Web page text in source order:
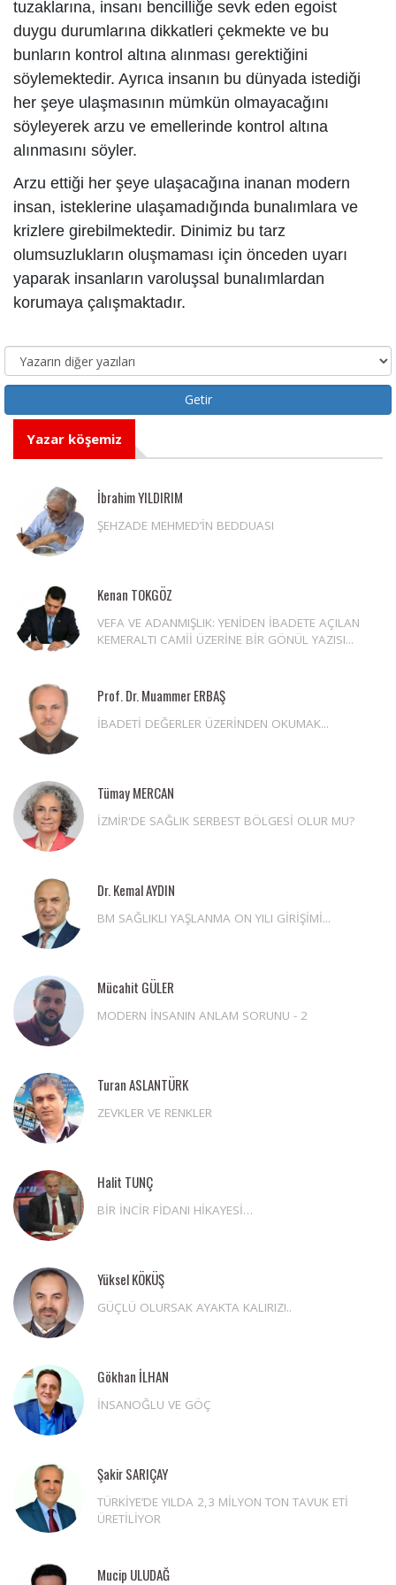
tuzaklarına, insanı bencilliğe sevk eden egoist
duygu durumlarına dikkatleri çekmekte ve bu
bunların kontrol altına alınması gerektiğini
söylemektedir. Ayrıca insanın bu dünyada istediği
her şeye ulaşmasının mümkün olmayacağını
söyleyerek arzu ve emellerinde kontrol altına
alınmasını söyler.
Arzu ettiği her şeye ulaşacağına inanan modern
insan, isteklerine ulaşamadığında bunalımlara ve
krizlere girebilmektedir. Dinimiz bu tarz
olumsuzlukların oluşmaması için önceden uyarı
yaparak insanların varoluşsal bunalımlardan
korumaya çalışmaktadır.
Yazar köşemiz
İbrahim YILDIRIM
ŞEHZADE MEHMED’İN BEDDUASI
Kenan TOKGÖZ
VEFA VE ADANMIŞLIK: YENİDEN İBADETE AÇILAN
KEMERALTI CAMİİ ÜZERİNE BİR GÖNÜL YAZISI...
Prof. Dr. Muammer ERBAŞ
İBADETİ DEĞERLER ÜZERİNDEN OKUMAK...
Tümay MERCAN
İZMİR'DE SAĞLIK SERBEST BÖLGESİ OLUR MU?
Dr. Kemal AYDIN
BM SAĞLIKLI YAŞLANMA ON YILI GİRİŞİMİ...
Mücahit GÜLER
MODERN İNSANIN ANLAM SORUNU - 2
Turan ASLANTÜRK
ZEVKLER VE RENKLER
Halit TUNÇ
BİR İNCİR FİDANI HİKAYESİ…
Yüksel KÖKÜŞ
GÜÇLÜ OLURSAK AYAKTA KALIRIZ!..
Gökhan İLHAN
İNSANOĞLU VE GÖÇ
Şakir SARIÇAY
TÜRKİYE’DE YILDA 2,3 MİLYON TON TAVUK ETİ
ÜRETİLİYOR
Mucip ULUDAĞ